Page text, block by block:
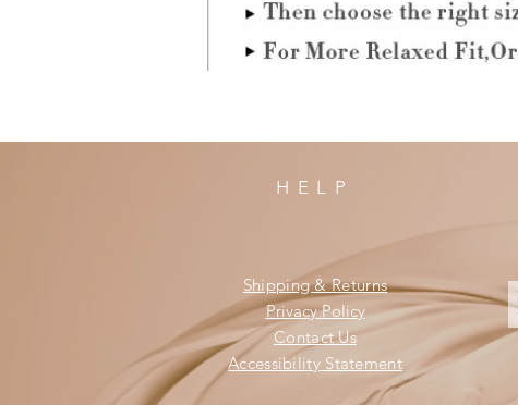
HELP
Shipping & Returns
Privacy Policy
Contact Us
Accessibility Statement